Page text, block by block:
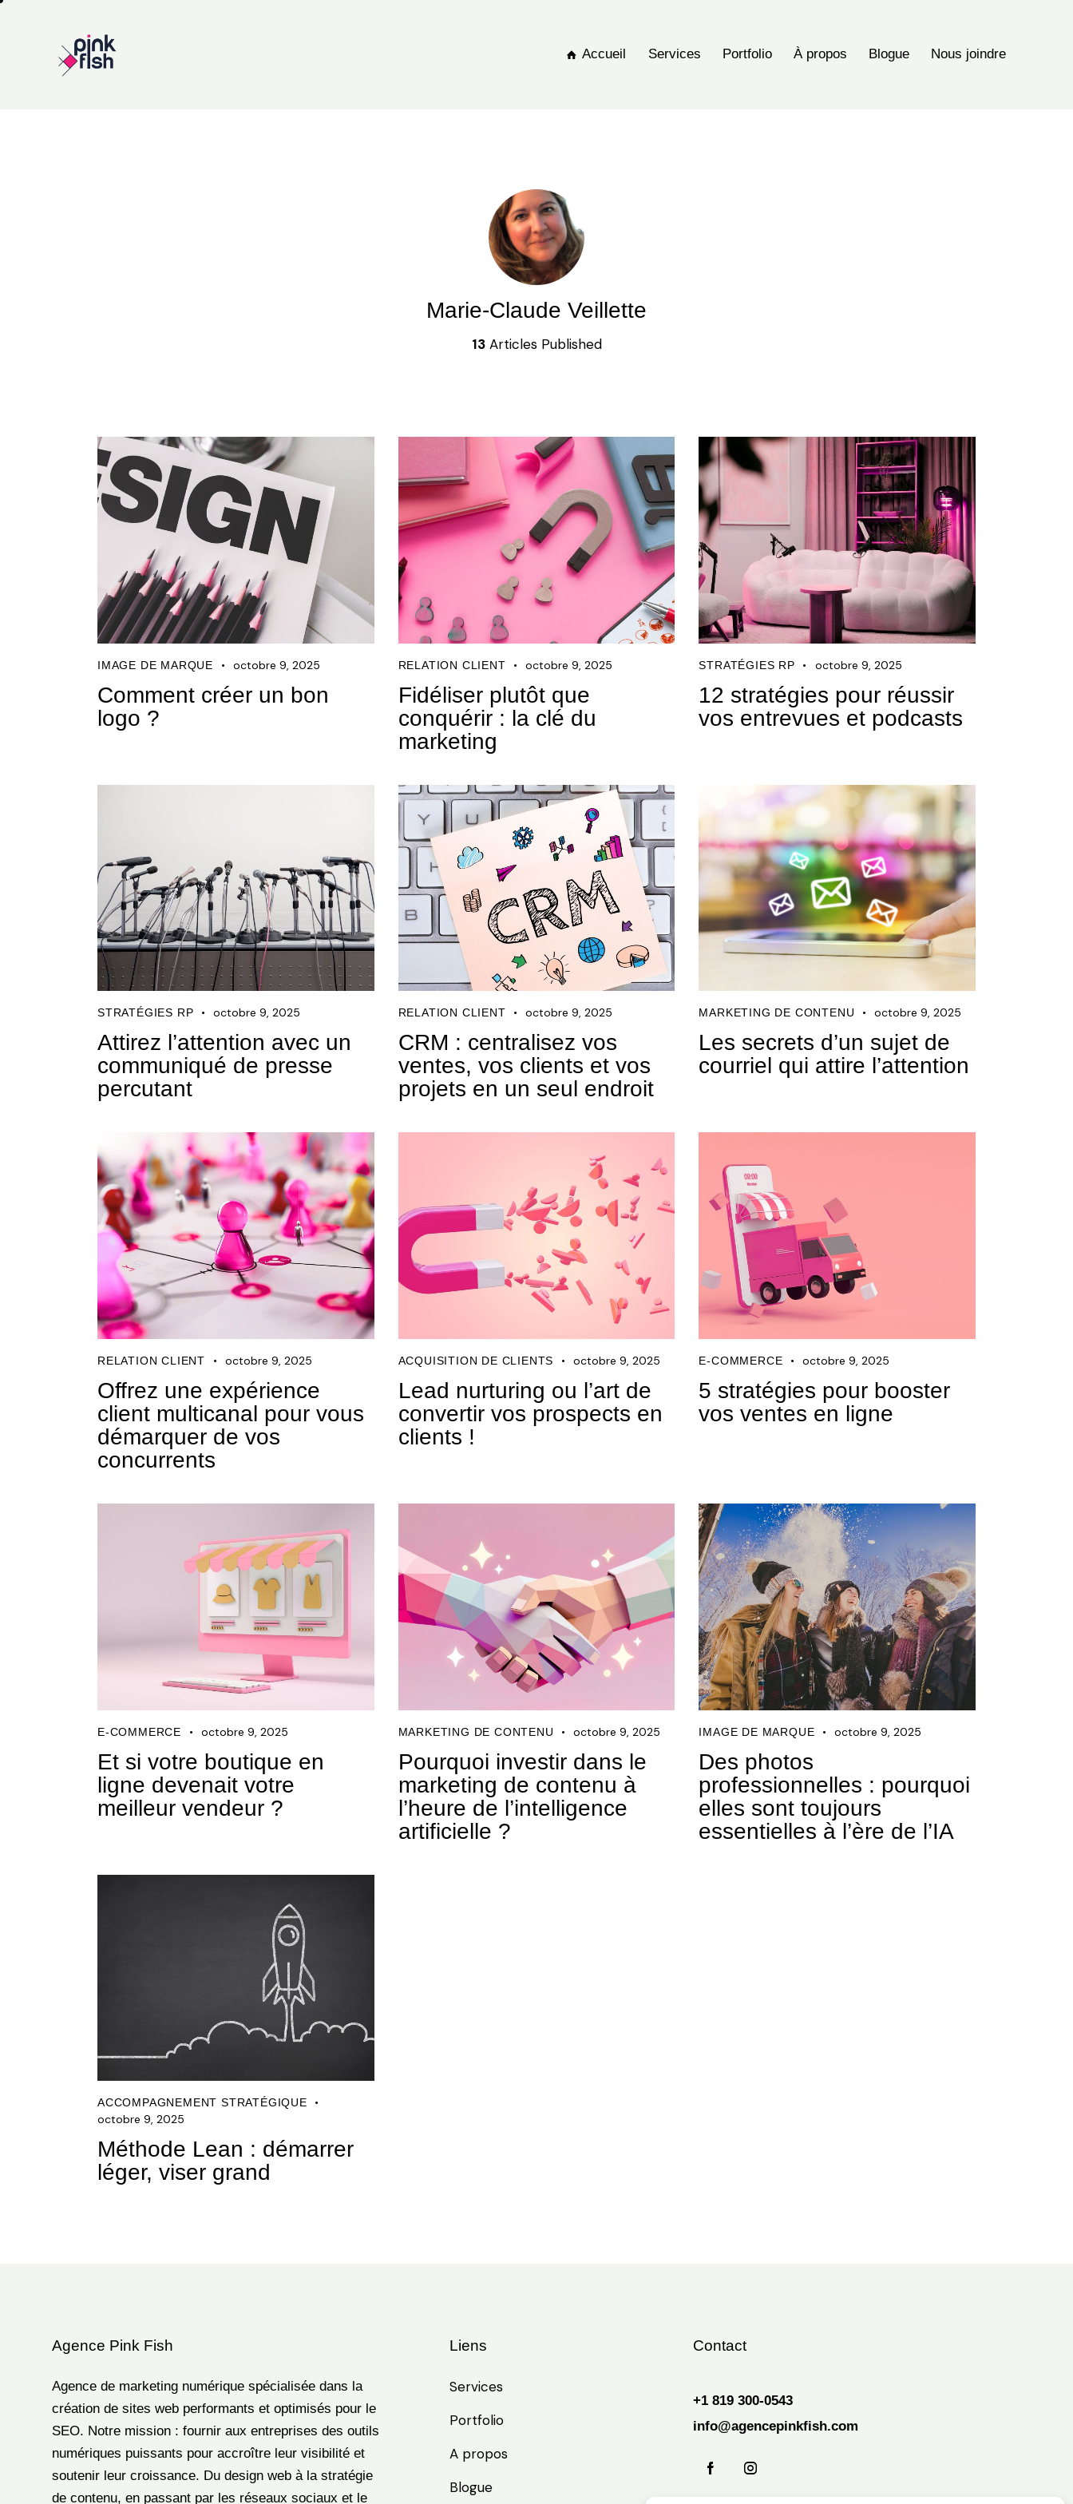
Accueil Services Portfolio À propos Blogue Nous joindre
Marie-Claude Veillette
13Articles Published
IMAGE DE MARQUE octobre 9, 2025
Comment créer un bon
logo ?
RELATION CLIENT octobre 9, 2025
Fidéliser plutôt que
conquérir : la clé du
marketing
STRATÉGIES RP octobre 9, 2025
12 stratégies pour réussir
vos entrevues et podcasts
STRATÉGIES RP octobre 9, 2025
Attirez l’attention avec un
communiqué de presse
percutant
RELATION CLIENT octobre 9, 2025
CRM : centralisez vos
ventes, vos clients et vos
projets en un seul endroit
MARKETING DE CONTENU octobre 9, 2025
Les secrets d’un sujet de
courriel qui attire l’attention
RELATION CLIENT octobre 9, 2025
Offrez une expérience
client multicanal pour vous
démarquer de vos
concurrents
ACQUISITION DE CLIENTS octobre 9, 2025
Lead nurturing ou l’art de
convertir vos prospects en
clients !
E-COMMERCE octobre 9, 2025
5 stratégies pour booster
vos ventes en ligne
E-COMMERCE octobre 9, 2025
Et si votre boutique en
ligne devenait votre
meilleur vendeur ?
MARKETING DE CONTENU octobre 9, 2025
Pourquoi investir dans le
marketing de contenu à
l’heure de l’intelligence
artificielle ?
IMAGE DE MARQUE octobre 9, 2025
Des photos
professionnelles : pourquoi
elles sont toujours
essentielles à l’ère de l’IA
ACCOMPAGNEMENT STRATÉGIQUE
octobre 9, 2025
Méthode Lean : démarrer
léger, viser grand
Agence Pink Fish
Agence de marketing numérique spécialisée dans la
création de sites web performants et optimisés pour le
SEO. Notre mission : fournir aux entreprises des outils
numériques puissants pour accroître leur visibilité et
soutenir leur croissance. Du design web à la stratégie
de contenu, en passant par les réseaux sociaux et le
Liens
Services
Portfolio
A propos
Blogue
Contact
+1 819 300-0543
info@agencepinkfish.com